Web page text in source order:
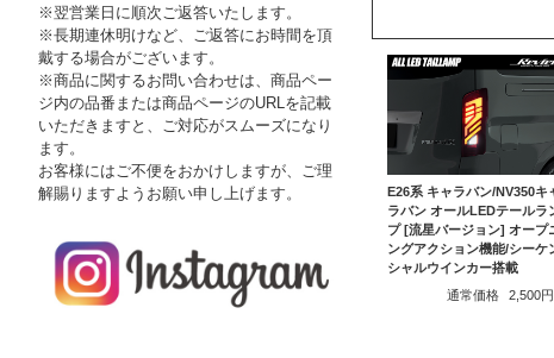
E26系 キャラバン/NV350キ
ラバン オールLEDテールラ
プ [流星バージョン] オープ
ングアクション機能/シーケ
シャルウインカー搭載
通常価格
2,500
※翌営業日に順次ご返答いたします。
※長期連休明けなど、ご返答にお時間を頂
戴する場合がございます。
※商品に関するお問い合わせは、商品ペー
ジ内の品番または商品ページのURLを記載
いただきますと、ご対応がスムーズになり
ます。
お客様にはご不便をおかけしますが、ご理
解賜りますようお願い申し上げます。